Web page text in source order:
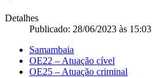
Detalhes
Publicado: 28/06/2023 às 15:03
Samambaia
OE22 – Atuação cível
OE25 – Atuação criminal